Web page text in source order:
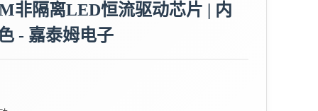
非隔离LED恒流驱动芯片 | 内
- 嘉泰姆电子